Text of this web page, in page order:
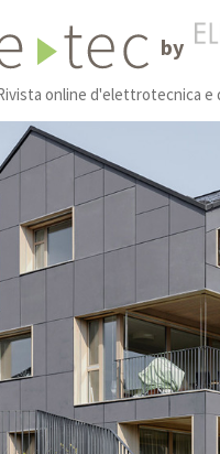
by
online d'elettrotecnica e